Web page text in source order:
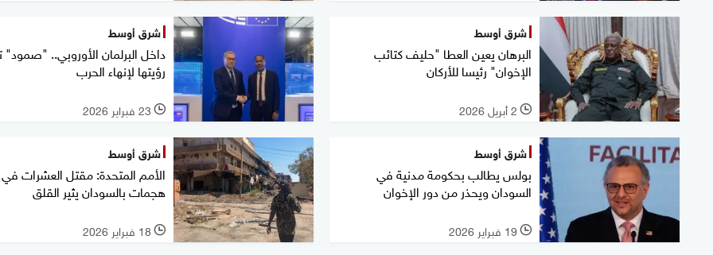
شرق أوسط
البرهان يعين العطا "حليف كتائب
الإخوان" رئيسا للأركان
l 2 أبريل 2026
شرق أوسط
داخل البرلمان الأوروبي..
رؤيتها لإنهاء الحرب
l 23 فبراير 2026
شرق أوسط
بولس يطالب بحكومة مدنية في
السودان ويحذر من دور الإخوان
l 19 فبراير 2026
شرق أوسط
الأمم المتحدة: مقتل العشرات في
هجمات بالسودان يثير القلق
l 18 فبراير 2026